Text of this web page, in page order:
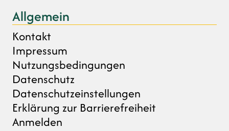
Allgemein
Kontakt
Impressum
Nutzungsbedingungen
Datenschutz
Datenschutzeinstellungen
Erklärung zur Barrierefreiheit
Anmelden